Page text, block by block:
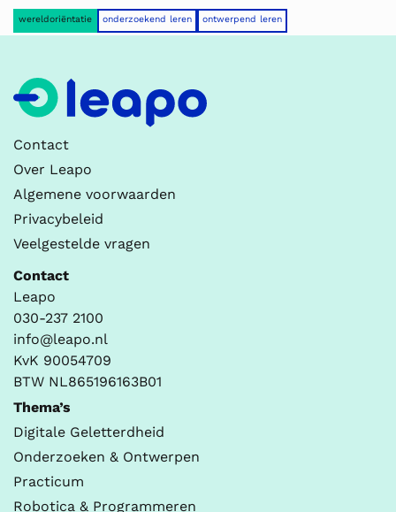
wereldoriëntatie onderzoekend leren ontwerpend leren
Contact
Over Leapo
Algemene voorwaarden
Privacybeleid
Veelgestelde vragen
Contact
Leapo
030-237 2100
info@leapo.nl
KvK 90054709
BTW NL865196163B01
Thema’s
Digitale Geletterdheid
Onderzoeken & Ontwerpen
Practicum
Robotica & Programmeren